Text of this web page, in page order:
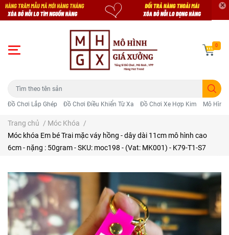
Đồ Chơi Lắp Ghép Đồ Chơi Điều Khiển Từ Xa Đồ Chơi Xe Hợp Kim Mô Hình
0
Trang chủ / Móc Khóa /
Móc khóa Em bé Trai mặc váy hồng - dây dài 11cm mô hình cao
6cm - nặng : 50gram - SKU: moc198 - (Vat: MK001) - K79-T1-S7